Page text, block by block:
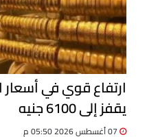
يقفز إلى 6100 جنيه